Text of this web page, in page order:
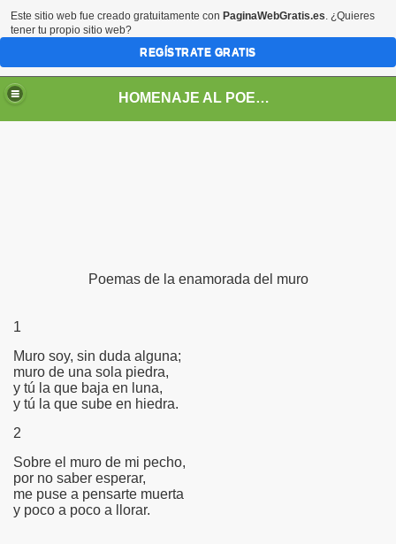
HOMENAJE AL POETA ARGENTINO JOSE PEDRONI
Poemas de la enamorada del muro
1
Muro soy, sin duda alguna;
muro de una sola piedra,
y tú la que baja en luna,
y tú la que sube en hiedra.
2
Sobre el muro de mi pecho,
por no saber esperar,
me puse a pensarte muerta
y poco a poco a llorar.
DE JOSE PEDRONI
PEDRONI
Este sitio web fue creado gratuitamente con PaginaWebGratis.es. ¿Quieres
tener tu propio sitio web?
REGÍSTRATE GRATIS